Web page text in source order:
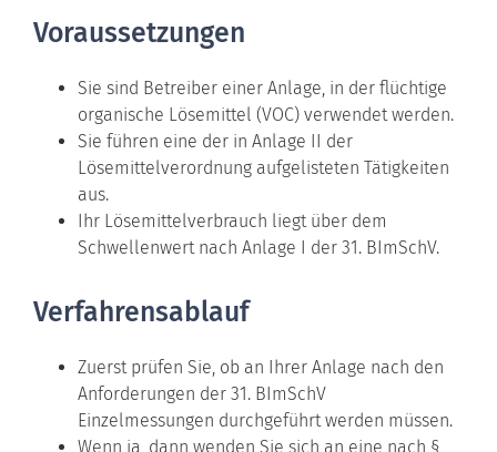
Voraussetzungen
Sie sind Betreiber einer Anlage, in der flüchtige
organische Lösemittel (VOC) verwendet werden.
Sie führen eine der in Anlage II der
Lösemittelverordnung aufgelisteten Tätigkeiten
aus.
Ihr Lösemittelverbrauch liegt über dem
Schwellenwert nach Anlage I der 31. BImSchV.
Verfahrensablauf
Zuerst prüfen Sie, ob an Ihrer Anlage nach den
Anforderungen der 31. BImSchV
Einzelmessungen durchgeführt werden müssen.
Wenn ja, dann wenden Sie sich an eine nach §